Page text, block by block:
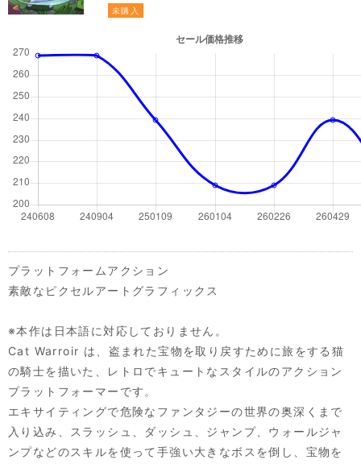
未購入
プラットフォームアクション
素敵なピクセルアートグラフィックス
※本作は日本語に対応しておりません。
Cat Warroir は、盗まれた宝物を取り戻すために旅をする猫
の騎士を描いた、レトロでキュートなスタイルのアクション
プラットフォーマーです。
エキサイティングで危険なファンタジーの世界の奥深くまで
入り込み、スラッシュ、ダッシュ、ジャンプ、ウォールジャ
ンプなどのスキルを使って手強い大きなボスを倒し、宝物を